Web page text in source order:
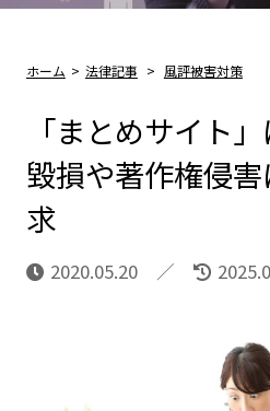
ホーム > 法律記事 > 風評被害対策
「まとめサイト
毀損や著作権侵
求
2020.05.20